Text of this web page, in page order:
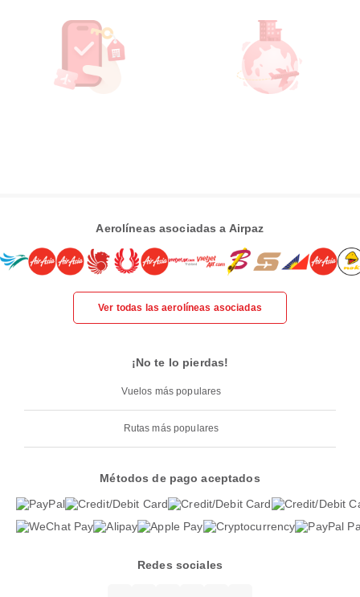
Aerolíneas asociadas a Airpaz
Ver todas las aerolíneas asociadas
¡No te lo pierdas!
Vuelos más populares
Rutas más populares
Métodos de pago aceptados
Redes sociales